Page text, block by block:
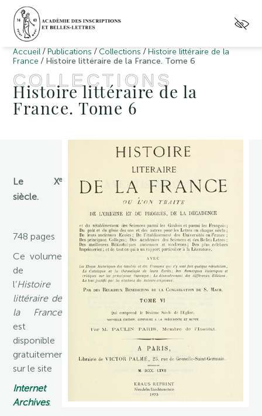
Accueil / Publications / Collections / Histoire littéraire de la
France / Histoire littéraire de la France. Tome 6
COLLECTIONS
Histoire littéraire de la
France. Tome 6
Le Xe
siècle.
748 pages
Ce volume
de
l’Histoire
littéraire de
la France
est
disponible
gratuitement
sur le site
Internet
Archives.